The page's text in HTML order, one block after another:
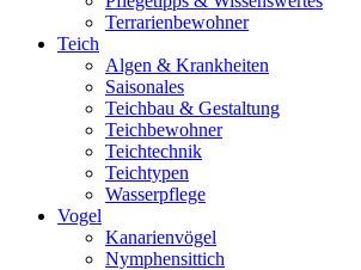
Terrarienbewohner
Teich
Algen & Krankheiten
Saisonales
Teichbau & Gestaltung
Teichbewohner
Teichtechnik
Teichtypen
Wasserpflege
Vogel
Kanarienvögel
Nymphensittich